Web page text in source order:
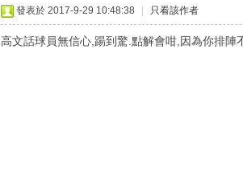
發表於 2017-9-29 10:48:38 只看該作者
高文話球員無信心,踼到驚.點解會咁,因為你排陣